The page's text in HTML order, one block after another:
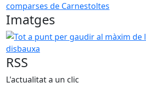
comparses de Carnestoltes
Imatges
Tot a punt per gaudir al màxim de la
RSS
L'actualitat a un clic